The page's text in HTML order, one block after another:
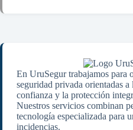
En UruSegur trabajamos para
seguridad privada orientadas
confianza y la protección
Nuestros servicios combinan
tecnología especializada para
incidencias.